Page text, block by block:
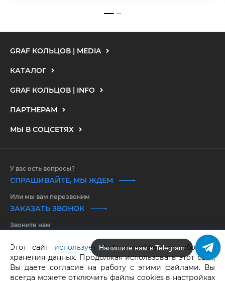
GRAF КОЛЬЦОВ | MEDIA
КАТАЛОГ
GRAF КОЛЬЦОВ | INFO
ПАРТНЕРАМ
МЫ В СОЦСЕТЯХ
GRAF КОЛЬЦОВ. Все права защищены.
У вас есть вопросы?
СПРАШИВАЙТЕ, МЫ ЖДЕМ
Или мы вам перезвоним
ЗАКАЗАТЬ ЗВОНОК
Звоните нам
Этот сайт использует файлы cookiesдля сбора и
хранения данных. Продолжая использовать этот сайт,
Вы даете согласие на работу с этими файлами. Вы
всегда можете отключить файлы cookies в настройках
Напишите нам в Telegram